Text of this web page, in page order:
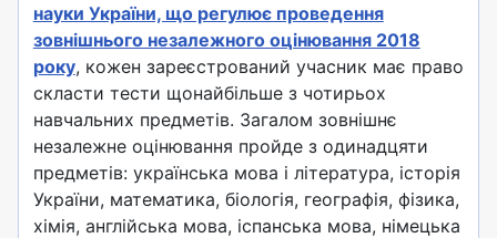
науки України, що регулює проведення
зовнішнього незалежного оцінювання 2018
року, кожен зареєстрований учасник має право
скласти тести щонайбільше з чотирьох
навчальних предметів. Загалом зовнішнє
незалежне оцінювання пройде з одинадцяти
предметів: українська мова і література, історія
України, математика, біологія, географія, фізика,
хімія, англійська мова, іспанська мова, німецька